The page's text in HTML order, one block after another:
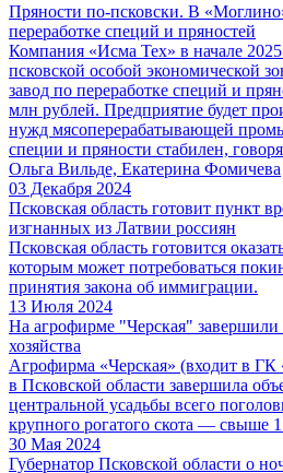
Пряности по-псковски. В
переработке специй и пряностей
Компания «Исма Тех» в начале 2025
псковской особой экономической
завод по переработке специй и
млн рублей. Предприятие будет
нужд мясоперерабатывающей
специи и пряности стабилен,
Ольга Вильде, Екатерина Фомичева
03 Декабря 2024
Псковская область готовит пункт
изгнанных из Латвии россиян
Псковская область готовится
которым может потребоваться
принятия закона об иммиграции.
13 Июля 2024
На агрофирме "Черская" завершили
хозяйства
Агрофирма «Черская» (входит в ГК
в Псковской области завершила
центральной усадьбы всего
крупного рогатого скота — свыше
30 Мая 2024
Губернатор Псковской области о